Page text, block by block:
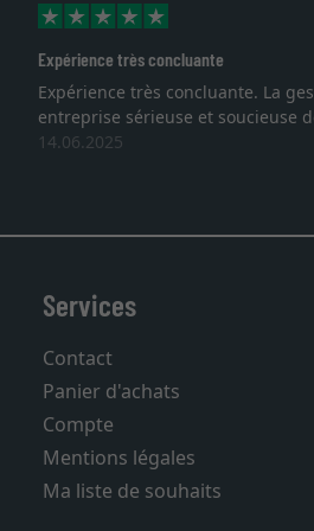
Excellent
Je recherchais un cadre sur
vous. Emballage professionnel,
27.05.2025
Services
Contact
Panier d'achats
Compte
Mentions légales
Ma liste de souhaits